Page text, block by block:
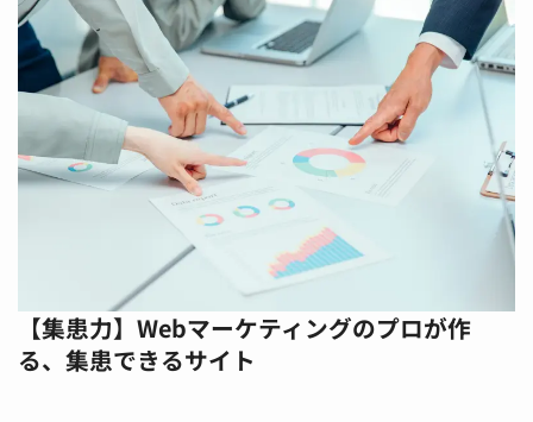
【集患力】Webマーケティングのプロが作
る、集患できるサイト